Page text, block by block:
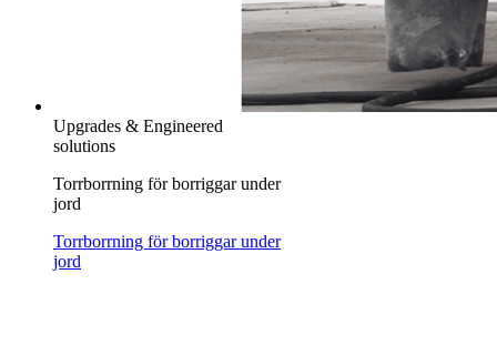
Upgrades & Engineered
solutions
Torrborrning för borriggar under
jord
Torrborrning för borriggar under
jord